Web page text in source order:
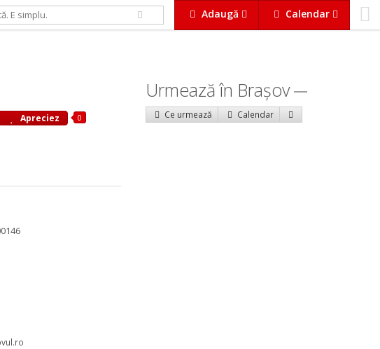
Adaugă Calendar
Apreciez 0
Urmează în Braşov
Ce urmează Calendar